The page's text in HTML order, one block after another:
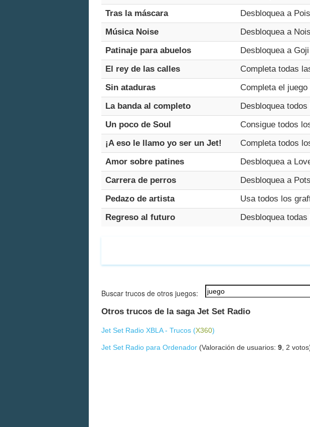
Tras la máscara
Desbloquea a
Música Noise
Desbloquea a
Patinaje para abuelos
Desbloquea a
El rey de las calles
Completa todas
Sin ataduras
Completa el
La banda al completo
Desbloquea
Un poco de Soul
Consigue todos
¡A eso le llamo yo ser un Jet!
Completa todos
Amor sobre patines
Desbloquea a
Carrera de perros
Desbloquea a
Pedazo de artista
Usa todos los
Regreso al futuro
Desbloquea
Buscar trucos de otros juegos:
Otros trucos de la saga Jet Set Radio
Jet Set Radio XBLA - Trucos (X360)
Jet Set Radio para Ordenador (Valoración de usuarios: 9 2